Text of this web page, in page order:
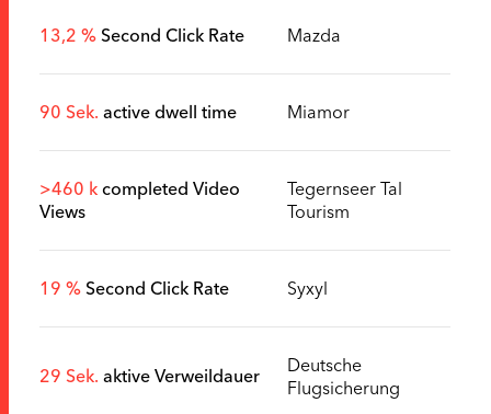
13,2 % Second Click Rate Mazda
90 Sek. active dwell time Miamor
>460 k completed Video
Views
Tegernseer Tal
Tourism
19 % Second Click Rate Syxyl
29 Sek. aktive Verweildauer
Deutsche
Flugsicherung